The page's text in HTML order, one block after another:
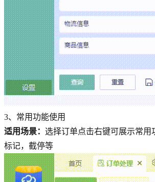
3、常用功能使用
适用场景： 选择订单点击右键可展示常用
标记，截停等